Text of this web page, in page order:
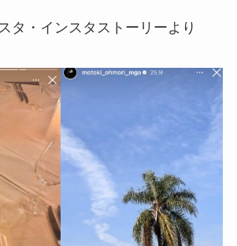
タ・インスタストーリーより